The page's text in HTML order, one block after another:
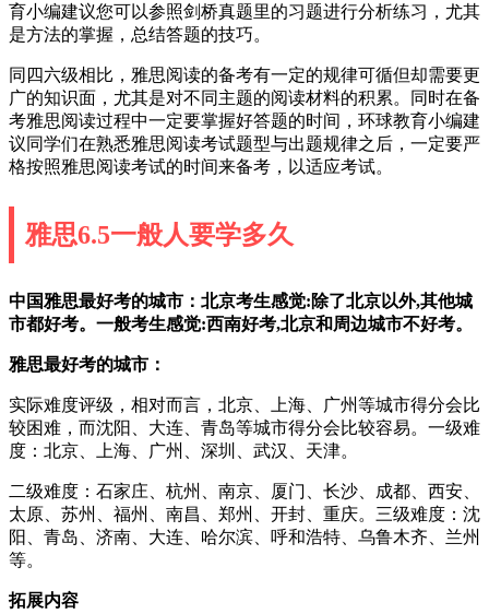
育小编建议您可以参照剑桥真题里的习题进行分析练习，尤其
是方法的掌握，总结答题的技巧。
同四六级相比，雅思阅读的备考有一定的规律可循但却需要更
广的知识面，尤其是对不同主题的阅读材料的积累。同时在备
考雅思阅读过程中一定要掌握好答题的时间，环球教育小编建
议同学们在熟悉雅思阅读考试题型与出题规律之后，一定要严
格按照雅思阅读考试的时间来备考，以适应考试。
雅思6.5一般人要学多久
中国雅思最好考的城市：北京考生感觉:除了北京以外,其他城
市都好考。一般考生感觉:西南好考,北京和周边城市不好考。
雅思最好考的城市：
实际难度评级，相对而言，北京、上海、广州等城市得分会比
较困难，而沈阳、大连、青岛等城市得分会比较容易。一级难
度：北京、上海、广州、深圳、武汉、天津。
二级难度：石家庄、杭州、南京、厦门、长沙、成都、西安、
太原、苏州、福州、南昌、郑州、开封、重庆。三级难度：沈
阳、青岛、济南、大连、哈尔滨、呼和浩特、乌鲁木齐、兰州
等。
拓展内容